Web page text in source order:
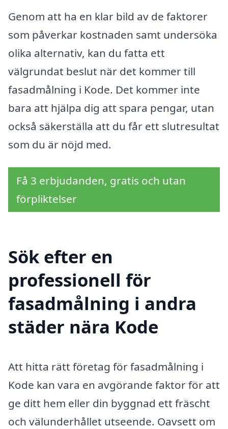
Genom att ha en klar bild av de faktorer
som påverkar kostnaden samt undersöka
olika alternativ, kan du fatta ett
välgrundat beslut när det kommer till
fasadmålning i Kode. Det kommer inte
bara att hjälpa dig att spara pengar, utan
också säkerställa att du får ett slutresultat
som du är nöjd med.
Få 3 erbjudanden, gratis och utan
förpliktelser
Sök efter en
professionell för
fasadmålning i andra
städer nära Kode
Att hitta rätt företag för fasadmålning i
Kode kan vara en avgörande faktor för att
ge ditt hem eller din byggnad ett fräscht
och välunderhållet utseende. Oavsett om